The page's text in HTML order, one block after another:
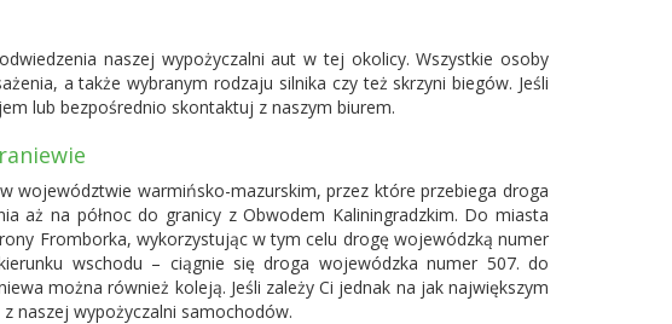
naszej wypożyczalni aut w tej okolicy. Wszystkie osoby
a także wybranym rodzaju silnika czy też skrzyni biegów. Jeśli
lub bezpośrednio skontaktuj z naszym biurem.
województwie warmińsko-mazurskim, przez które przebiega droga
aż na północ do granicy z Obwodem Kaliningradzkim. Do miasta
Fromborka, wykorzystując w tym celu drogę wojewódzką numer
wschodu – ciągnie się droga wojewódzka numer 507. do
można również koleją. Jeśli zależy Ci jednak na jak największym
naszej wypożyczalni samochodów.